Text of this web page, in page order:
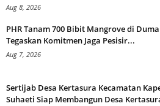
Aug 8, 2026
PHR Tanam 700 Bibit Mangrove di
Tegaskan Komitmen Jaga Pesisir...
Aug 7, 2026
Sertijab Desa Kertasura Kecamatan
Suhaeti Siap Membangun Desa